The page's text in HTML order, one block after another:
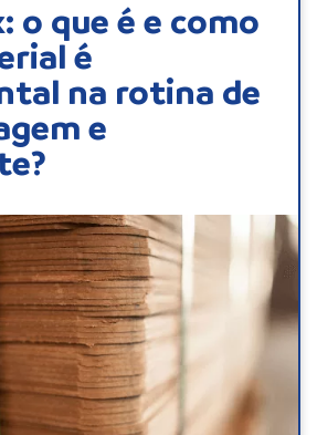
o que é e como
é
na rotina de
e